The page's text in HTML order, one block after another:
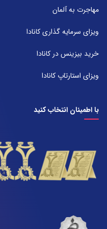
شعبه 2
تلفن:
مهاجرت به آلمان
ویزای سرمایه گذاری کانادا
خرید بیزینس در کانادا
ویزای استارتاپ کانادا
با اطمینان انتخاب کنید